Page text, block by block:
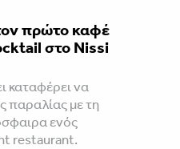
πρώτο καφέ
στο Nissi
καταφέρει να
παραλίας με τη
ενός
restaurant.